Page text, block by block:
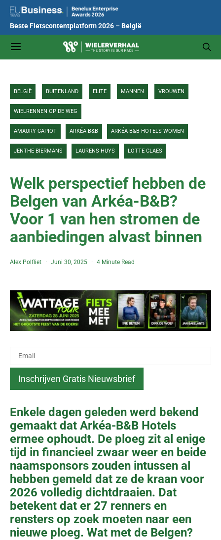
Beste Fietscontentplatform 2026 – België
BELGIË BUITENLAND ELITE MANNEN VROUWEN
WIELRENNEN OP DE WEG
AMAURY CAPIOT ARKÉA-B&B ARKÉA-B&B HOTELS WOMEN
JENTHE BIERMANS LAURENS HUYS LOTTE CLAES
Welk perspectief hebben de
Belgen van Arkéa-B&B?
Voor 1 van hen stromen de
aanbiedingen alvast binnen
Alex Polfliet Juni 30, 2025 4 Minute Read
Enkele dagen geleden werd bekend
gemaakt dat Arkéa-B&B Hotels
ermee ophoudt. De ploeg zit al enige
tijd in financieel zwaar weer en beide
naamsponsors zouden intussen al
hebben gemeld dat ze de kraan voor
2026 volledig dichtdraaien. Dat
betekent dat er 27 renners en
rensters op zoek moeten naar een
nieuwe ploeg. Wat met de Belgen?